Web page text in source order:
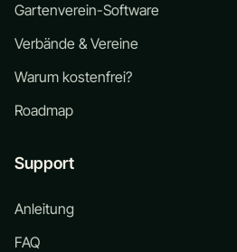
Gartenverein-Software
Verbände & Vereine
Warum kostenfrei?
Roadmap
Support
Anleitung
FAQ